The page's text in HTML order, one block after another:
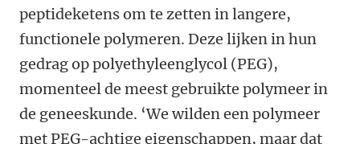
peptideketens om te zetten in langere,
functionele polymeren. Deze lijken in hun
gedrag op polyethyleenglycol (PEG),
momenteel de meest gebruikte polymeer in
de geneeskunde. ‘We wilden een polymeer
met PEG-achtige eigenschappen, maar dat